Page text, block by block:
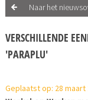
Naar het
VERSCHILLENDE
'PARAPLU'
Geplaatst op: 28 maart